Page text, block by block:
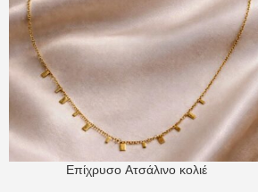
Επίχρυσο Ατσάλινο κολιέ